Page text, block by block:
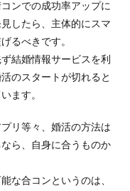
ンでの成功率アップに
したら、主体的にスマ
るべきです。
結婚情報サービスを利
のスタートが切れると
ます。
リ等々、婚活の方法は
ら、自身に合うものか
な合コンというのは、